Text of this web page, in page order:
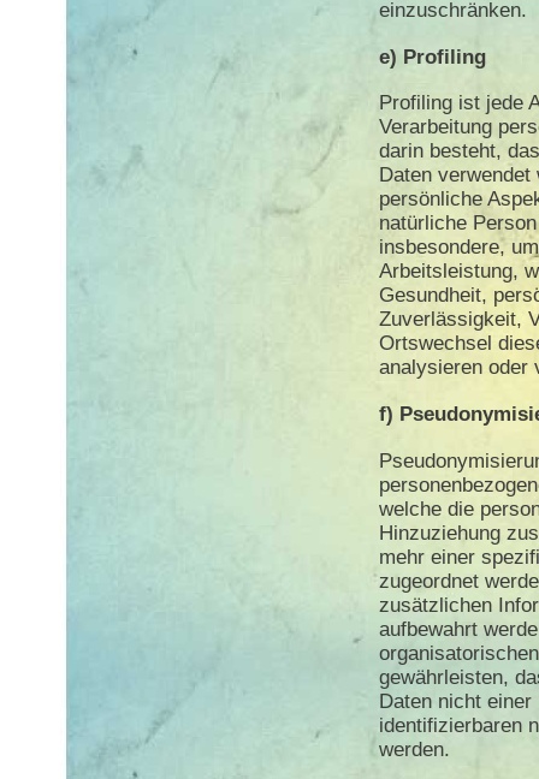
einzuschränken.
e) Profiling
Profiling ist jede
Verarbeitung
darin besteht,
Daten
persönliche
natürliche
insbesondere,
Arbeitsleistung,
Gesundheit,
Zuverlässigkeit,
Ortswechsel
analysieren oder
f)
welche die
Hinzuziehung
mehr einer
zugeordnet
zusätzlichen
aufbewahrt
gewährleisten,
Daten nicht
identifizierbaren
werden.